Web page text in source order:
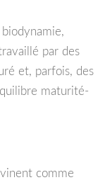
par des
et, parfois, des
maturité-
comme